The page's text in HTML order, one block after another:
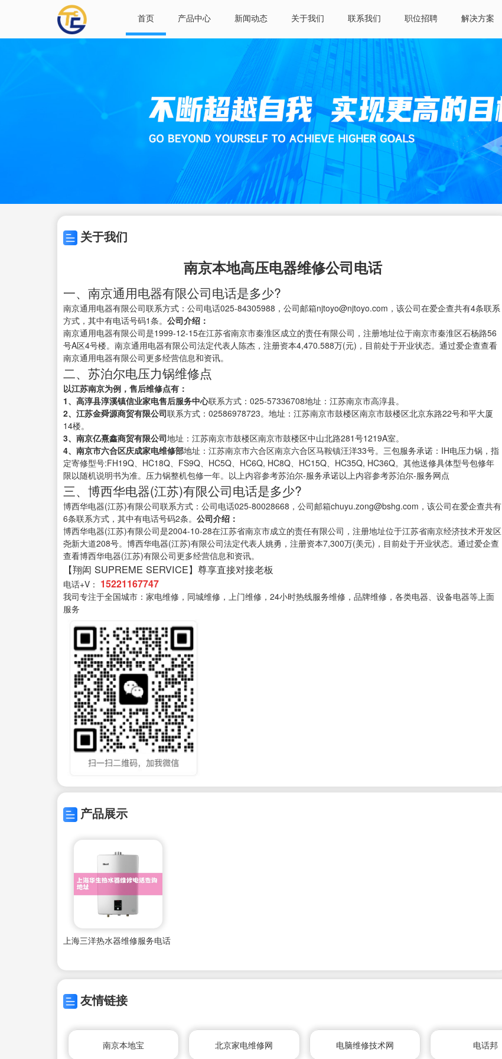
首页 产品中心 新闻动态 关于我们 联系我们 职位招聘 解决方案
关于我们
南京本地高压电器维修公司电话
一、南京通用电器有限公司电话是多少?
南京通用电器有限公司联系方式：公司电话025-84305988，公司邮箱njtoyo@njtoyo.com，该公司在爱企查共有4条联系
方式，其中有电话号码1条。 公司介绍：
南京通用电器有限公司是1999-12-15在江苏省南京市秦淮区成立的责任有限公司，注册地址位于南京市秦淮区石杨路56
号A区4号楼。南京通用电器有限公司法定代表人陈杰，注册资本4,470.588万(元)，目前处于开业状态。通过爱企查查看
南京通用电器有限公司更多经营信息和资讯。
二、苏泊尔电压力锅维修点
以江苏南京为例，售后维修点有：
1、高淳县淳溪镇信业家电售后服务中心联系方式：025-57336708地址：江苏南京市高淳县。
2、江苏金舜源商贸有限公司联系方式：02586978723。地址：江苏南京市鼓楼区南京市鼓楼区北京东路22号和平大厦
14楼。
3、南京亿熹鑫商贸有限公司地址：江苏南京市鼓楼区南京市鼓楼区中山北路281号1219A室。
4、南京市六合区庆成家电维修部地址：江苏南京市六合区南京六合区马鞍镇汪洋33号。三包服务承诺：IH电压力锅，指
定寄修型号:FH19Q、HC18Q、FS9Q、HC5Q、HC6Q, HC8Q、HC15Q、HC35Q, HC36Q。其他送修具体型号包修年
限以随机说明书为准。压力锅整机包修一年。以上内容参考苏泊尔-服务承诺以上内容参考苏泊尔-服务网点
三、博西华电器(江苏)有限公司电话是多少?
博西华电器(江苏)有限公司联系方式：公司电话025-80028668，公司邮箱chuyu.zong@bshg.com，该公司在爱企查共有
6条联系方式，其中有电话号码2条。 公司介绍：
博西华电器(江苏)有限公司是2004-10-28在江苏省南京市成立的责任有限公司，注册地址位于江苏省南京经济技术开发区
尧新大道208号。博西华电器(江苏)有限公司法定代表人姚勇，注册资本7,300万(美元)，目前处于开业状态。通过爱企查
查看博西华电器(江苏)有限公司更多经营信息和资讯。
【翔闳 SUPREME SERVICE】尊享直接对接老板
电话+V： 15221167747
我司专注于全国城市：家电维修，同城维修，上门维修，24小时热线服务维修，品牌维修，各类电器、设备电器等上面
服务
产品展示
上海三洋热水器维修服务电话
友情链接
南京本地宝 北京家电维修网 电脑维修技术网 电话邦